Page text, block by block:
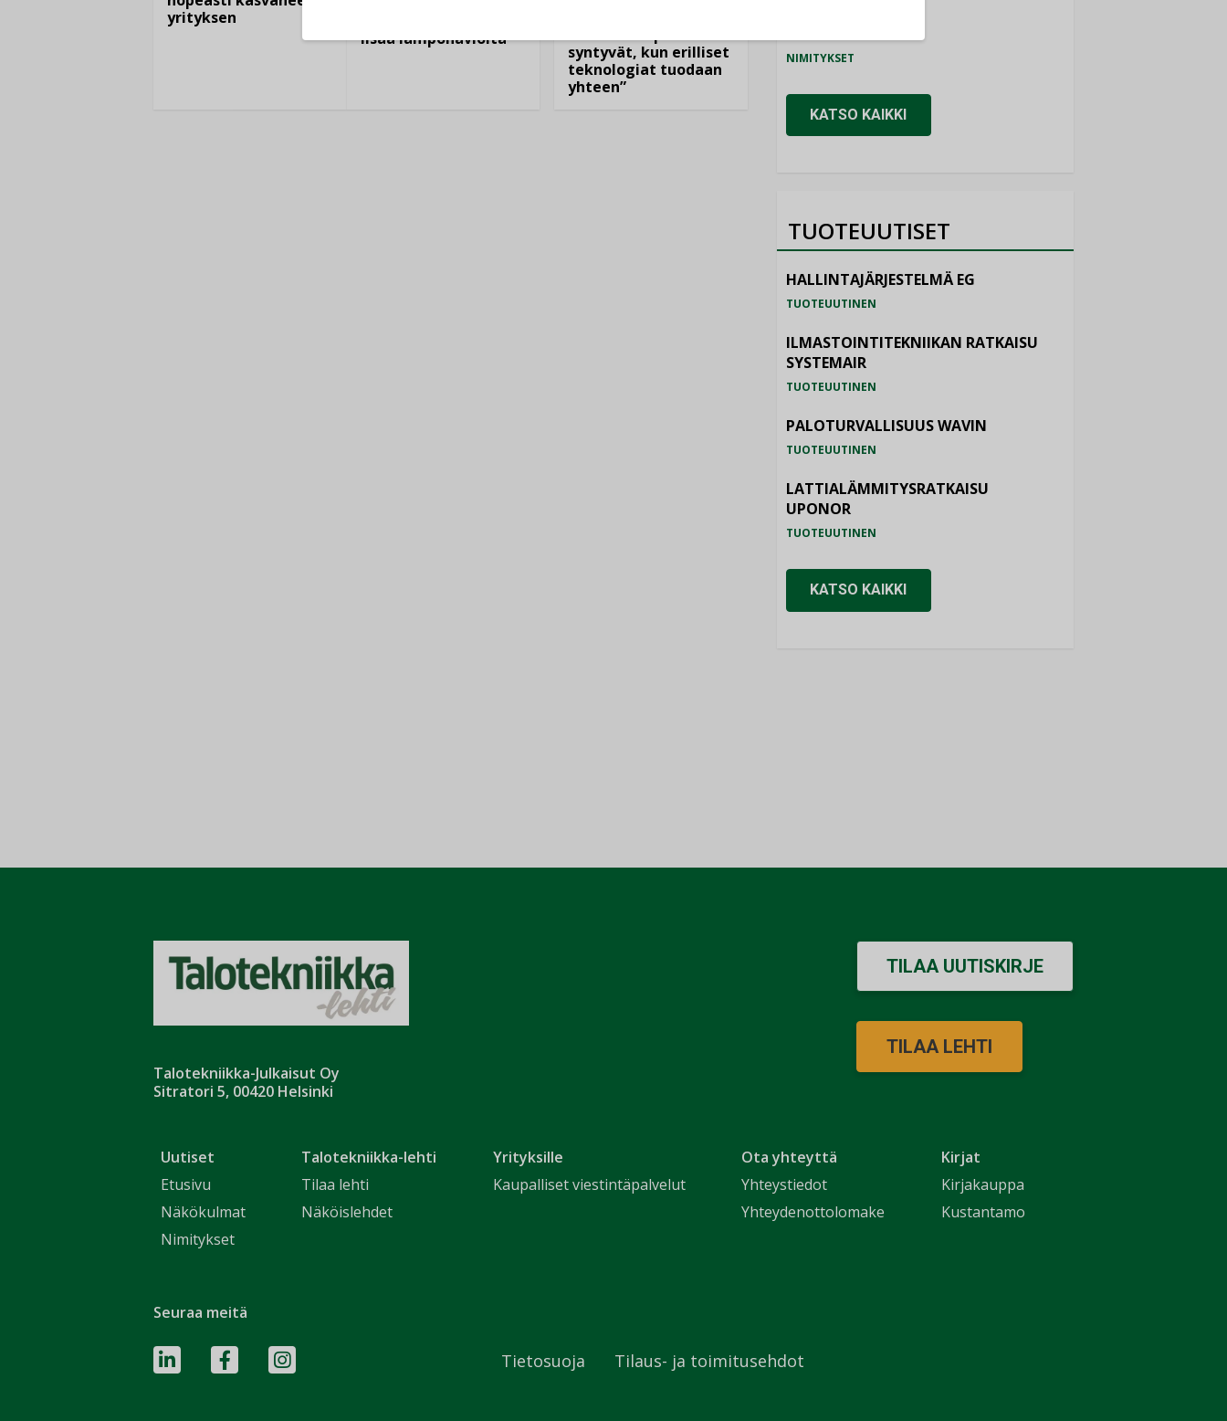
yrityksen
lisää lämpöhäviöitä
syntyvät, kun erilliset
teknologiat tuodaan
yhteen”
NIMITYKSET
KATSO KAIKKI
TUOTEUUTISET
HALLINTAJÄRJESTELMÄ EG
TUOTEUUTINEN
ILMASTOINTITEKNIIKAN RATKAISU
SYSTEMAIR
TUOTEUUTINEN
PALOTURVALLISUUS WAVIN
TUOTEUUTINEN
LATTIALÄMMITYSRATKAISU
UPONOR
TUOTEUUTINEN
KATSO KAIKKI
Talotekniikka-Julkaisut Oy
Sitratori 5, 00420 Helsinki
Uutiset
Etusivu
Näkökulmat
Nimitykset
Talotekniikka-lehti
Tilaa lehti
Näköislehdet
Yrityksille
Kaupalliset viestintäpalvelut
Ota yhteyttä
Yhteystiedot
Yhteydenottolomake
Kirjat
Kirjakauppa
Kustantamo
TILAA UUTISKIRJE
TILAA LEHTI
Seuraa meitä
Tietosuoja Tilaus- ja toimitusehdot